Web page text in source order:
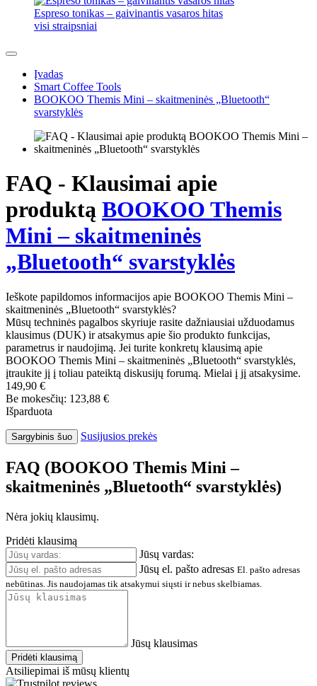
Espreso tonikas – gaivinantis vasaros hitas
visi straipsniai
Įvadas
Smart Coffee Tools
BOOKOO Themis Mini – skaitmeninės „Bluetooth“
svarstyklės
FAQ - Klausimai apie
produktą BOOKOO Themis
Mini – skaitmeninės
„Bluetooth“ svarstyklės
Ieškote papildomos informacijos apie BOOKOO Themis Mini –
skaitmeninės „Bluetooth“ svarstyklės?
Mūsų techninės pagalbos skyriuje rasite dažniausiai užduodamus
klausimus (DUK) ir atsakymus apie šio produkto funkcijas,
parametrus ir naudojimą. Jei turite konkretų klausimą apie
BOOKOO Themis Mini – skaitmeninės „Bluetooth“ svarstyklės,
įtraukite jį į toliau pateiktą diskusijų forumą. Mielai į jį atsakysime.
149,90 €
Be mokesčių: 123,88 €
Išparduota
Sargybinis šuo Susijusios prekės
FAQ (BOOKOO Themis Mini –
skaitmeninės „Bluetooth“ svarstyklės)
Nėra jokių klausimų.
Pridėti klausimą
Jūsų vardas:
Jūsų el. pašto adresas El. pašto adresas
nebūtinas. Jis naudojamas tik atsakymui siųsti ir nebus skelbiamas.
Jūsų klausimas
Pridėti klausimą
Atsiliepimai iš mūsų klientų